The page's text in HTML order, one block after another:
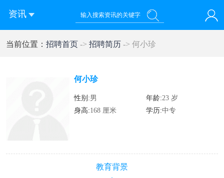
资讯
您好！欢迎来到济南西站棒极网-济南西部新城社区新媒体综
当前位置： 招聘首页 -> 招聘简历 -> 何小珍
何小珍
性别:男 年龄:23 岁
身高:168 厘米 学历:中专
教育背景